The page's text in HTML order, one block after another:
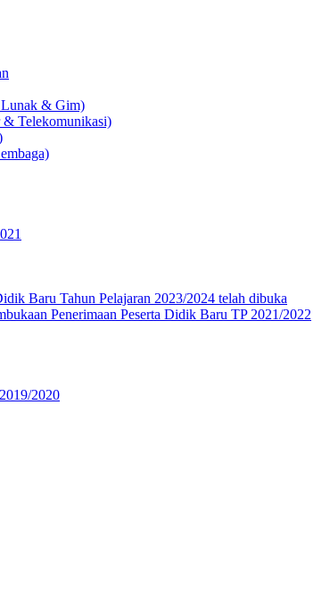
Lunak & Gim)
Telekomunikasi)
Baru Tahun Pelajaran 2023/2024 telah dibuka
Penerimaan Peserta Didik Baru TP 2021/2022
2020